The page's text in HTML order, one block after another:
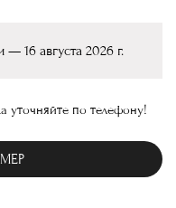
16 августа 2026 г.
уточняйте по телефону!